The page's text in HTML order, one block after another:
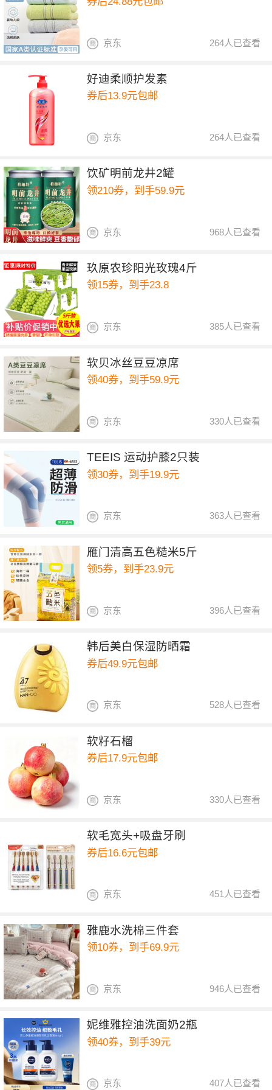
264人已查看
京东
好迪柔顺护发素
券后13.9元包邮
264人已查看
京东
饮矿明前龙井2罐
领210券，到手59.9元
968人已查看
京东
玖原农珍阳光玫瑰4斤
领15券，到手23.8
385人已查看
京东
软贝冰丝豆豆凉席
领40券，到手59.9元
330人已查看
京东
TEEIS 运动护膝2只装
领30券，到手19.9元
363人已查看
京东
雁门清高五色糙米5斤
领5券，到手23.9元
396人已查看
京东
韩后美白保湿防晒霜
券后49.9元包邮
528人已查看
京东
软籽石榴
券后17.9元包邮
330人已查看
京东
软毛宽头+吸盘牙刷
券后16.6元包邮
451人已查看
京东
雅鹿水洗棉三件套
领10券，到手69.9元
946人已查看
京东
妮维雅控油洗面奶2瓶
领40券，到手39元
407人已查看
京东